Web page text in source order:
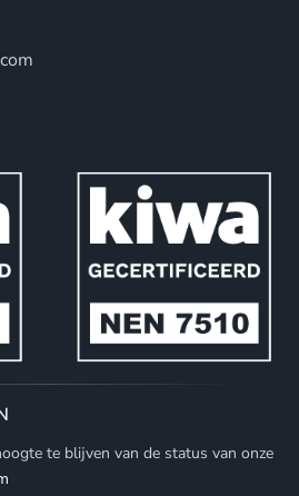
te blijven van de status van onze